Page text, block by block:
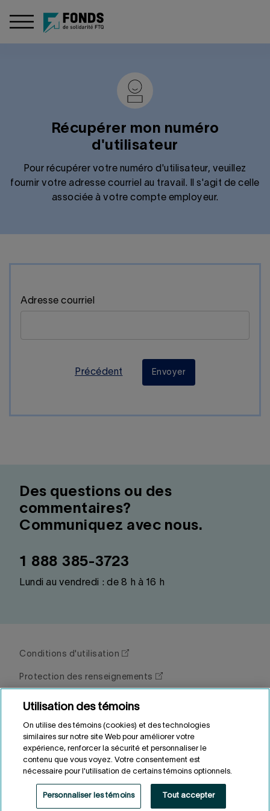
Récupérer mon numéro
d'utilisateur
Pour récupérer votre numéro d'utilisateur, veuillez
fournir votre adresse courriel au travail. Il s'agit de celle
associée à votre compte employeur.
Adresse courriel
Précédent Envoyer
Des questions ou des
commentaires?
Communiquez avec nous.
1 888 385-3723
Lundi au vendredi : de 8 h à 16 h
Conditions d'utilisation
Protection des renseignements
Fonds de solidarité FTQ © 2026
Site sécurisé
Utilisation des témoins
On utilise des témoins (cookies) et des technologies
similaires sur notre site Web pour améliorer votre
expérience, renforcer la sécurité et personnaliser le
contenu que vous voyez. Votre consentement est
nécessaire pour l'utilisation de certains témoins optionnels.
Personnaliser les témoins Tout accepter